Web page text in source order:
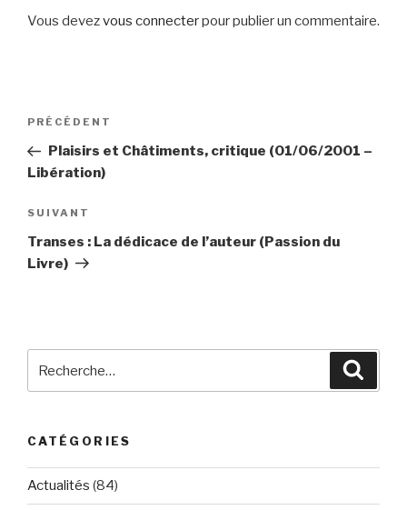
Vous devezvous connecterpour publier un commentaire.
Navigation
l’article
Article
précédent
PRÉCÉDENT
Plaisirs et Châtiments, critique (01/06/2001 –
Libération)
Article
suivant
SUIVANT
Transes : La dédicace de l’auteur (Passion du
Livre)
pour
CATÉGORIES
Actualités (84)